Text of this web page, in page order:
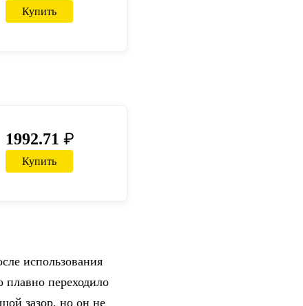
Купить
1992.71 ₽
Купить
использования
плавно переходило
зазор, но он не